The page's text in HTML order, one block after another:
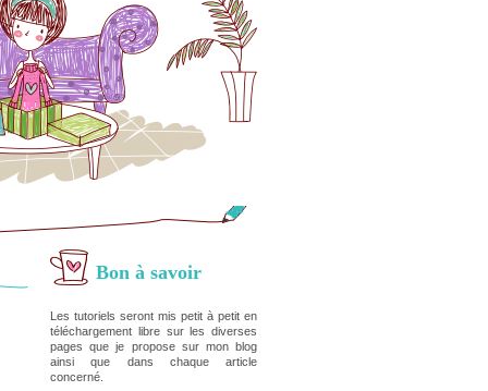
Bon à savoir
Les tutoriels seront mis petit à petit en
téléchargement libre sur les diverses
pages que je propose sur mon blog
ainsi que dans chaque article
concerné.